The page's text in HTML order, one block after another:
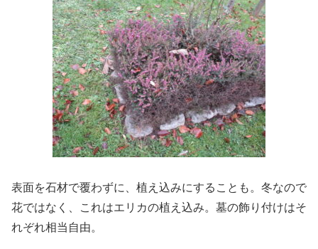
表面を石材で覆わずに、植え込みにすることも。冬なので
花ではなく、これはエリカの植え込み。墓の飾り付けはそ
れぞれ相当自由。